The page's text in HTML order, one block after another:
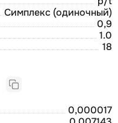
Симплекс (одиночный)
0,9
1.0
18
0,000017